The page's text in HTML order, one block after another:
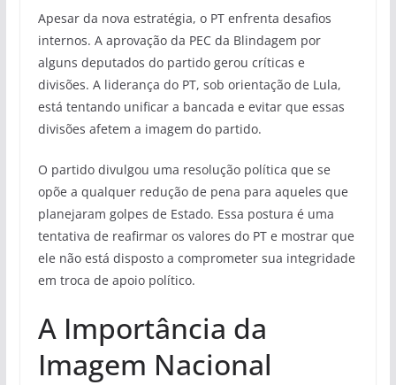
Apesar da nova estratégia, o PT enfrenta desafios
internos. A aprovação da PEC da Blindagem por
alguns deputados do partido gerou críticas e
divisões. A liderança do PT, sob orientação de Lula,
está tentando unificar a bancada e evitar que essas
divisões afetem a imagem do partido.
O partido divulgou uma resolução política que se
opõe a qualquer redução de pena para aqueles que
planejaram golpes de Estado. Essa postura é uma
tentativa de reafirmar os valores do PT e mostrar que
ele não está disposto a comprometer sua integridade
em troca de apoio político.
A Importância da
Imagem Nacional